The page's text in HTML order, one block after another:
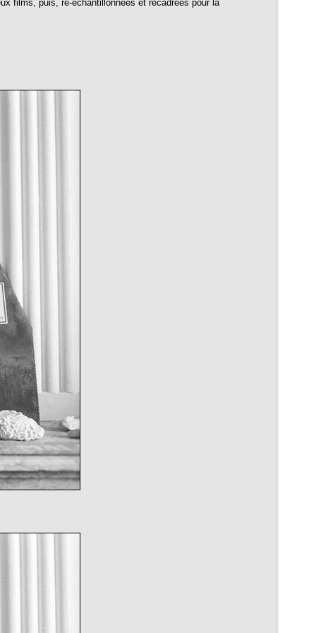
films, puis, ré-échantillonnées et recadrées pour la